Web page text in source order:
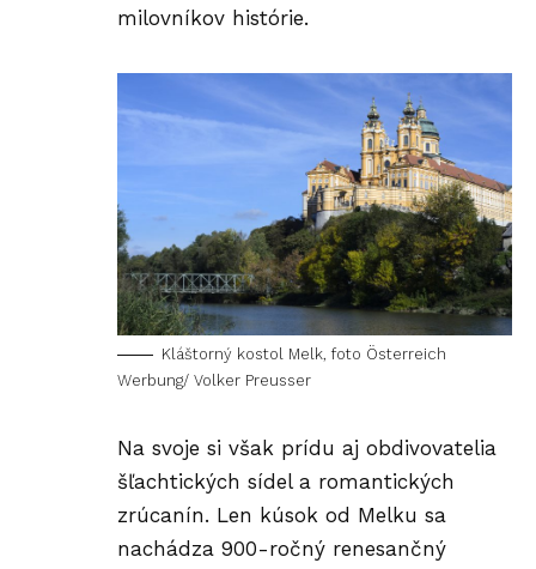
milovníkov histórie.
Kláštorný kostol Melk, foto Österreich
Werbung/ Volker Preusser
Na svoje si však prídu aj obdivovatelia
šľachtických sídel a romantických
zrúcanín. Len kúsok od Melku sa
nachádza 900-ročný renesančný